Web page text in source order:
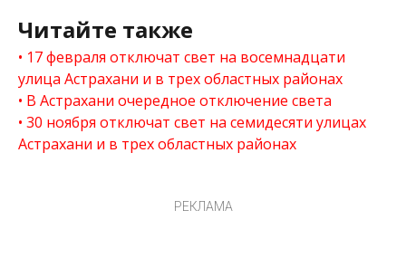
Читайте также
17 февраля отключат свет на восемнадцати
улица Астрахани и в трех областных районах
В Астрахани очередное отключение света
30 ноября отключат свет на семидесяти улицах
Астрахани и в трех областных районах
РЕКЛАМА